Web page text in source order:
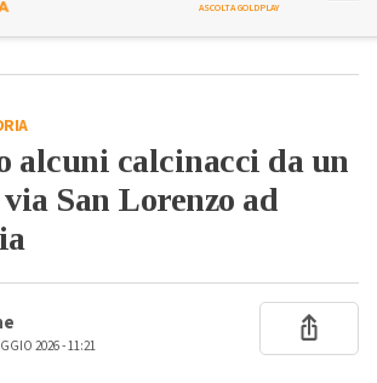
ASCOLTA GOLDPLAY
alcuni calcinacci da un
San Lorenzo ad
2026 - 11:21